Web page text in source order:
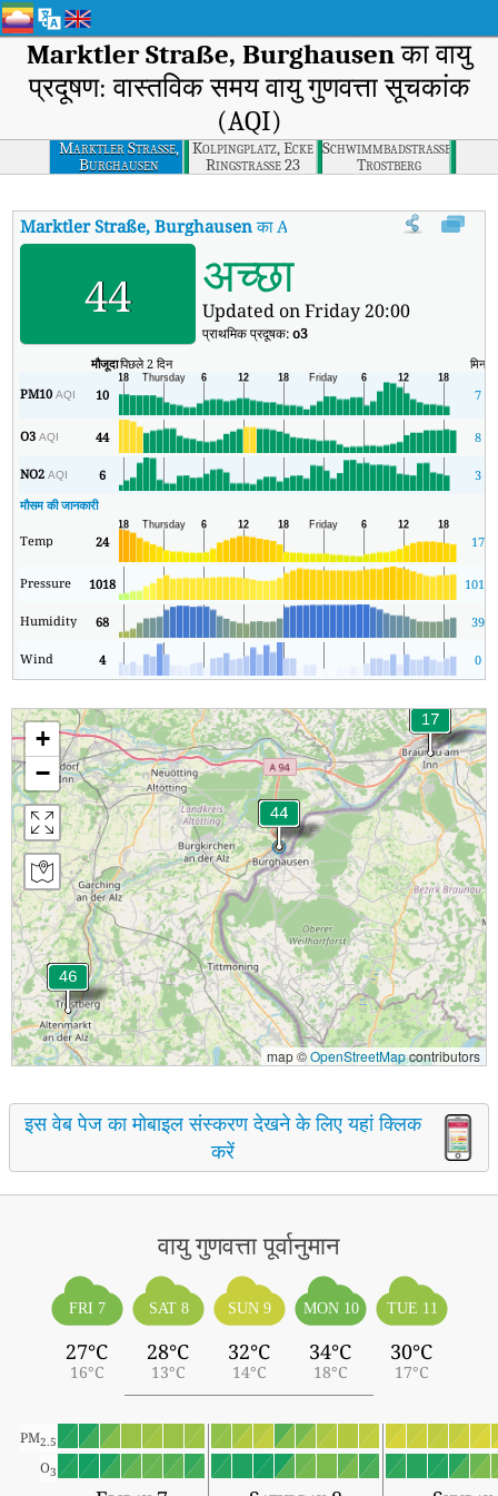
Marktler Straße, Burghausenका वायु
प्रदूषण: वास्तविक समय वायु गुणवत्ता सूचकांक
(AQI)
Marktler Strasse,
Burghausen
Kolpingplatz, Ecke
Ringstrasse 23
(parkplatz
Schwimmbadstrasse,
Trostberg
Marktler Straße, Burghausenका AQI Marktler Straße,
44 अच्छा
Updated on Friday 20:00
प्राथमिक प्रदूषक:o3
मौजूदापिछले 2 दिन मिन
PM10AQI 10 7
O3AQI 44 8
NO2AQI 6
3
मौसम की जानकारी
Temp 24 17
Pressure 1018 1014
Humidity 68 39
Wind 4 0
+
−
map ©OpenStreetMapcontributors
इस वेब पेज का मोबाइल संस्करण देखने के लिए यहां क्लिक
करें
वायु गुणवत्ता पूर्वानुमान
FRI 7
27°C
16°C
SAT 8
28°C
13°C
SUN 9
32°C
14°C
MON 10
34°C
18°C
TUE 11
30°C
17°C
PM2.5
O3